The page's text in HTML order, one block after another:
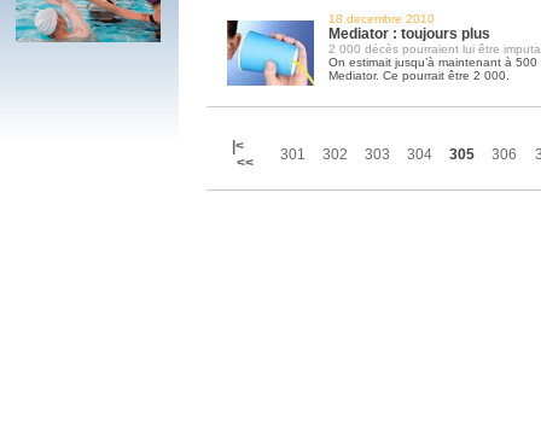
18 decembre 2010
Mediator : toujours plus
2 000 décès pourraient lui être
On estimait jusqu’à maintenant à
Mediator. Ce pourrait être 2 000.
|<
<<
301 302 303 304 305 306